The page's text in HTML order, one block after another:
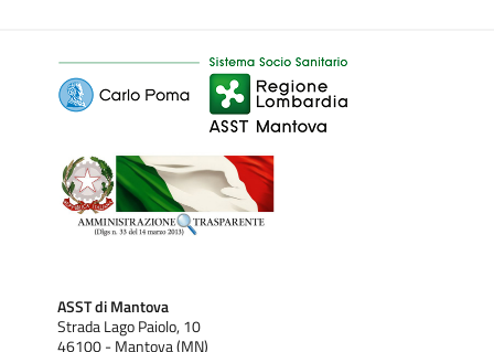
ASST di Mantova
Strada Lago Paiolo, 10
46100 - Mantova (MN)